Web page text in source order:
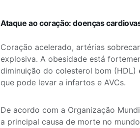
Ataque ao coração: doenças
Coração acelerado, artérias
explosiva. A obesidade está
diminuição do colesterol bom
que pode levar a infartos e AVCs.
De acordo com a Organização
a principal causa de morte no